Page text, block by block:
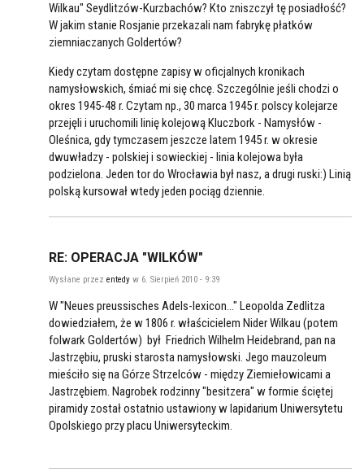
Wilkau" Seydlitzów-Kurzbachów? Kto zniszczył tę posiadłość?
W jakim stanie Rosjanie przekazali nam fabrykę płatków
ziemniaczanych Goldertów?
Kiedy czytam dostępne zapisy w oficjalnych kronikach
namysłowskich, śmiać mi się chcę. Szczególnie jeśli chodzi o
okres 1945-48 r. Czytam np., 30 marca 1945 r. polscy kolejarze
przejęli i uruchomili linię kolejową Kluczbork - Namysłów -
Oleśnica, gdy tymczasem jeszcze latem 1945 r. w okresie
dwuwładzy - polskiej i sowieckiej - linia kolejowa była
podzielona. Jeden tor do Wrocławia był nasz, a drugi ruski:) Linią
polską kursował wtedy jeden pociąg dziennie.
RE: OPERACJA "WILKÓW"
Wysłane przez entedy w 6. Sierpień 2010 - 9:39
W "Neues preussisches Adels-lexicon..." Leopolda Zedlitza
dowiedziałem, że w 1806 r. właścicielem Nider Wilkau (potem
folwark Goldertów) był Friedrich Wilhelm Heidebrand, pan na
Jastrzębiu, pruski starosta namysłowski. Jego mauzoleum
mieściło się na Górze Strzelców - między Ziemiełowicami a
Jastrzębiem. Nagrobek rodzinny "besitzera" w formie ściętej
piramidy został ostatnio ustawiony w lapidarium Uniwersytetu
Opolskiego przy placu Uniwersyteckim.